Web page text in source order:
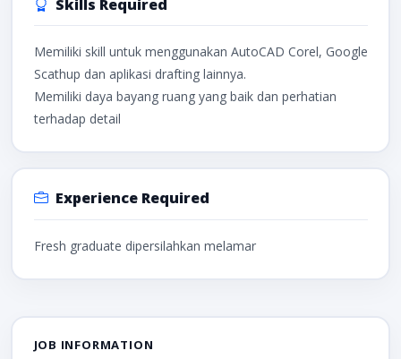
Skills Required
Memiliki skill untuk menggunakan AutoCAD Corel, Google
Scathup dan aplikasi drafting lainnya.
Memiliki daya bayang ruang yang baik dan perhatian
terhadap detail
Experience Required
Fresh graduate dipersilahkan melamar
JOB INFORMATION